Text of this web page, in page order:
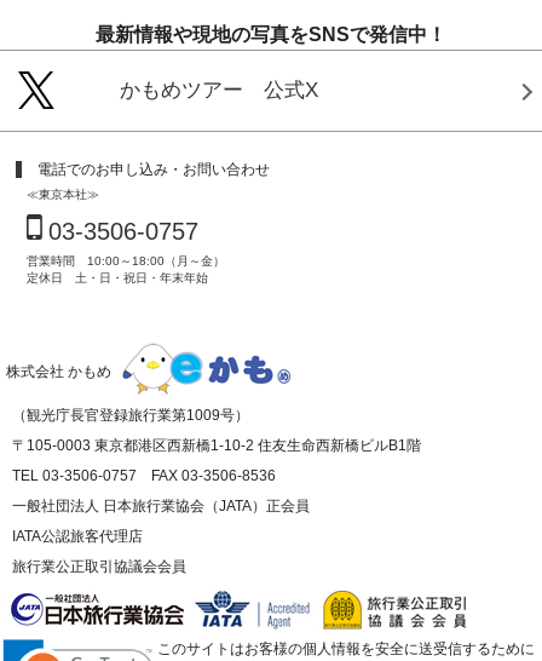
最新情報や現地の写真をSNSで発信中！
かもめツアー 公式X
電話でのお申し込み・お問い合わせ
≪東京本社≫
03-3506-0757
営業時間 10:00～18:00（月～金）
定休日 土・日・祝日・年末年始
株式会社 かもめ
（観光庁長官登録旅行業第1009号）
〒105-0003 東京都港区西新橋1-10-2 住友生命西新橋ビルB1階
TEL 03-3506-0757 FAX 03-3506-8536
一般社団法人 日本旅行業協会（JATA）正会員
IATA公認旅客代理店
旅行業公正取引協議会会員
このサイトはお客様の個人情報を安全に送受信するために